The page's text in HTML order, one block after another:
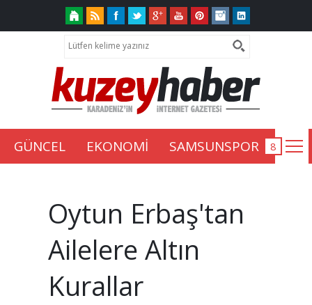
GÜNCEL EKONOMİ SAMSUNSPOR
Oytun Erbaş'tan
Ailelere Altın
Kurallar